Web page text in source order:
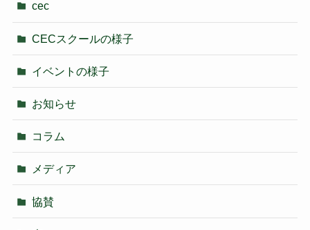
cec
CECスクールの様子
イベントの様子
お知らせ
コラム
メディア
協賛